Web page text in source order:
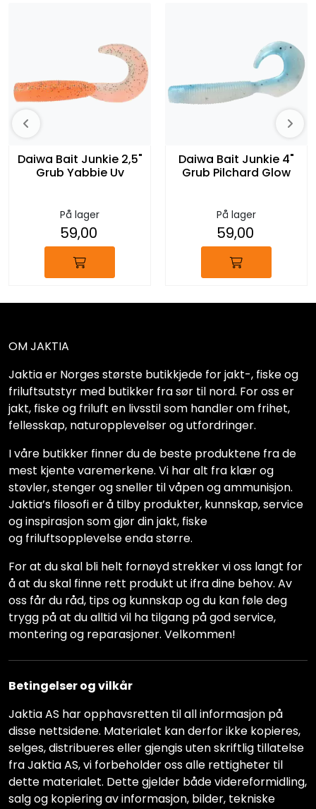
Daiwa Bait Junkie 2,5"
Grub Yabbie Uv
På lager
59,00
Daiwa Bait Junkie 4"
Grub Pilchard Glow
På lager
59,00
OM JAKTIA
Jaktia er Norges største butikkjede for jakt-, fiske og
friluftsutstyr med butikker fra sør til nord. For oss er
jakt, fiske og friluft en livsstil som handler om frihet,
fellesskap, naturopplevelser og utfordringer.
I våre butikker finner du de beste produktene fra de
mest kjente varemerkene. Vi har alt fra klær og
støvler, stenger og sneller til våpen og ammunisjon.
Jaktia’s filosofi er å tilby produkter, kunnskap, service
og inspirasjon som gjør din jakt, fiske
og friluftsopplevelse enda større.
For at du skal bli helt fornøyd strekker vi oss langt for
å at du skal finne rett produkt ut ifra dine behov. Av
oss får du råd, tips og kunnskap og du kan føle deg
trygg på at du alltid vil ha tilgang på god service,
montering og reparasjoner. Velkommen!
Betingelser og vilkår
Jaktia AS har opphavsretten til all informasjon på
disse nettsidene. Materialet kan derfor ikke kopieres,
selges, distribueres eller gjengis uten skriftlig tillatelse
fra Jaktia AS, vi forbeholder oss alle rettigheter til
dette materialet. Dette gjelder både videreformidling,
salg og kopiering av informasjon, bilder, tekniske